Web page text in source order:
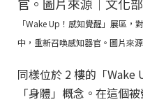
「Wake Up！感知覺醒」展區
中，重新召喚感知器官。圖片來
同樣位於 2 樓的「Wake
「身體」概念。在這個